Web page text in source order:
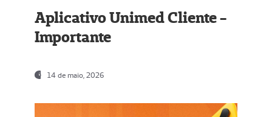
Aplicativo Unimed Cliente -
Importante
14 de maio, 2026